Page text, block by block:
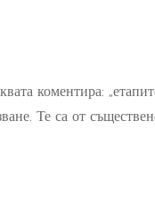
коментира:
Те са от